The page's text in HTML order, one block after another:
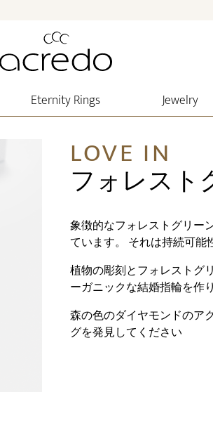
Eternity Rings Jewelry
LOVE IN
フォレスト
象徴的なフォレストグリー
ています。 それは持続可
植物の彫刻とフォレストグ
ーガニックな結婚指輪を作
森の色のダイヤモンドのア
グを発見してください